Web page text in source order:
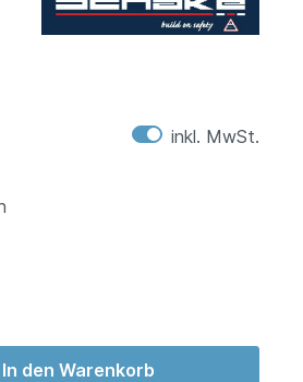
inkl. MwSt.
In den Warenkorb